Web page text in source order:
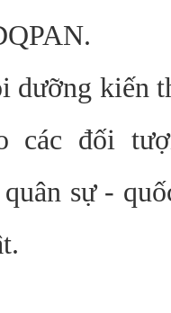
dưỡng kiến
các đối
sự -